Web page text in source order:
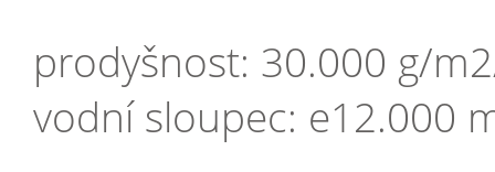
prodyšnost: 30.000 g/
vodní sloupec: e12.000